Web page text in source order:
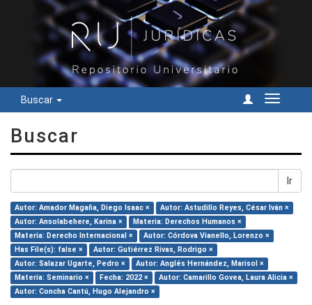
Buscar
Cambiar
Buscar
Ir
Autor: Amador Magaña, Diego Isaac ×
Autor: Astudillo Reyes, César Iván ×
Autor: Ansolabehere, Karina ×
Materia: Derechos Humanos ×
Materia: Derecho Internacional ×
Autor: Córdova Vianello, Lorenzo ×
Has File(s): false ×
Autor: Gutiérrez Rivas, Rodrigo ×
Autor: Salazar Ugarte, Pedro ×
Autor: Anglés Hernández, Marisol ×
Materia: Seminario ×
Fecha: 2022 ×
Autor: Camarillo Govea, Laura Alicia ×
Autor: Concha Cantú, Hugo Alejandro ×